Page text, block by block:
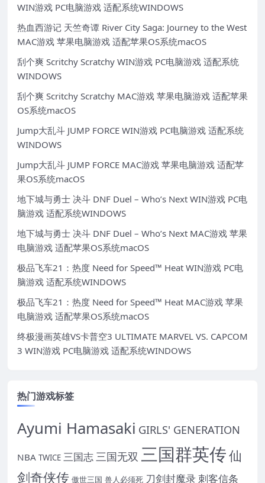
WIN游戏 PC电脑游戏 适配系统WINDOWS
热血西游记 天竺奇谭 River City Saga: Journey to the West
MAC游戏 苹果电脑游戏 适配苹果OS系统macOS
刮个爽 Scritchy Scratchy WIN游戏 PC电脑游戏 适配系统
WINDOWS
刮个爽 Scritchy Scratchy MAC游戏 苹果电脑游戏 适配苹果
OS系统macOS
Jump大乱斗 JUMP FORCE WIN游戏 PC电脑游戏 适配系统
WINDOWS
Jump大乱斗 JUMP FORCE MAC游戏 苹果电脑游戏 适配苹
果OS系统macOS
地下城与勇士 决斗 DNF Duel – Who’s Next WIN游戏 PC电
脑游戏 适配系统WINDOWS
地下城与勇士 决斗 DNF Duel – Who’s Next MAC游戏 苹果
电脑游戏 适配苹果OS系统macOS
极品飞车21：热度 Need for Speed™ Heat WIN游戏 PC电
脑游戏 适配系统WINDOWS
极品飞车21：热度 Need for Speed™ Heat MAC游戏 苹果
电脑游戏 适配苹果OS系统macOS
终极漫画英雄VS卡普空3 ULTIMATE MARVEL VS. CAPCOM
3 WIN游戏 PC电脑游戏 适配系统WINDOWS
热门游戏标签
Ayumi Hamasaki GIRLS' GENERATION
NBA TWICE 三国志三国无双 三国群英传仙
剑奇侠传 傲世三国 兽人必须死 刀剑封魔录刺客信条